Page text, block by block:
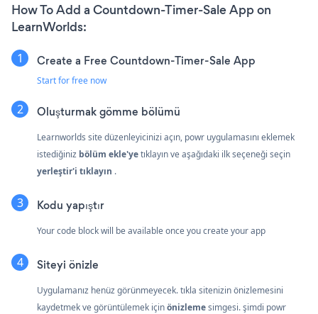
How To Add a Countdown-Timer-Sale App on
LearnWorlds:
Create a Free Countdown-Timer-Sale App
Start for free now
Oluşturmakgömme bölümü
Learnworlds site düzenleyicinizi açın, powr uygulamasını eklemek
istediğiniz bölüm ekle'yetıklayın ve aşağıdaki ilk seçeneği seçin
yerleştir'i tıklayın .
Kodu yapıştır
Your code block will be available once you create your app
Siteyi önizle
Uygulamanız henüz görünmeyecek. tıkla sitenizin önizlemesini
kaydetmek ve görüntülemek içinönizlemesimgesi. şimdi powr